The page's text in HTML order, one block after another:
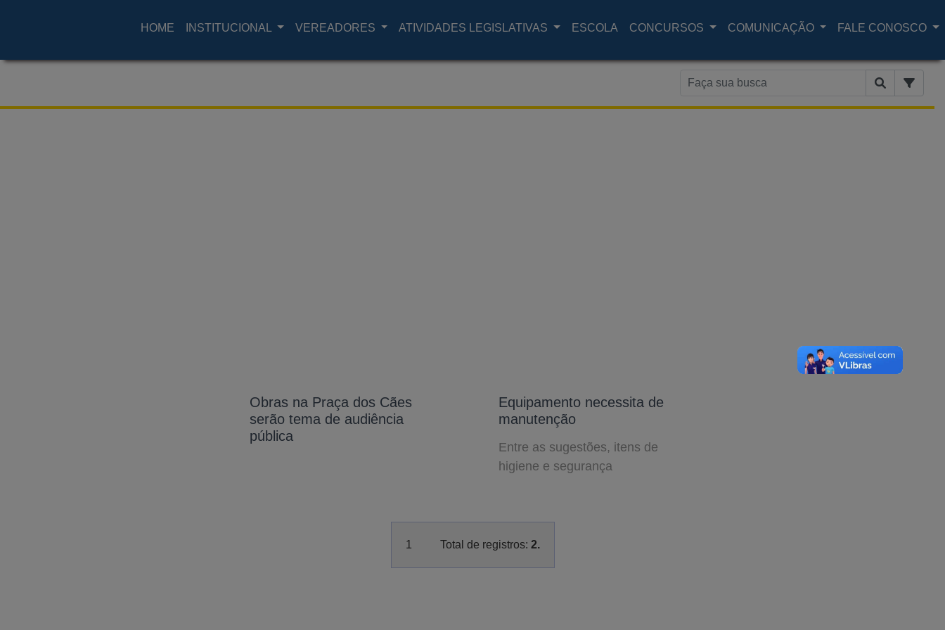
HOME INSTITUCIONAL VEREADORES ATIVIDADES LEGISLATIVAS ESCOLA CONCURSOS COMUNICAÇÃO FALE CONOSCO
Obras na Praça dos Cães
serão tema de audiência
pública
Equipamento necessita de
manutenção
Entre as sugestões, itens de
higiene e segurança
1 Total de registros: 2.